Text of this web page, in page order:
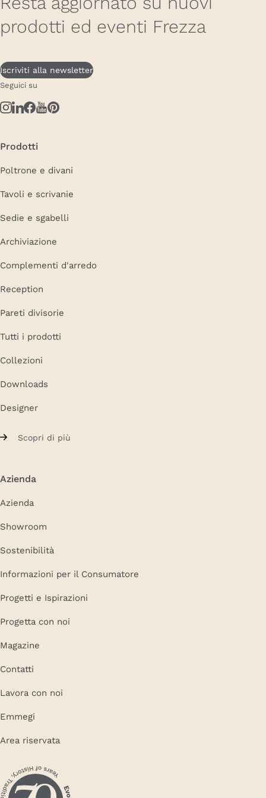
prodotti ed eventi Frezza
Iscriviti alla newsletter
Seguici su
Prodotti
Poltrone e divani
Tavoli e scrivanie
Sedie e sgabelli
Archiviazione
Complementi d'arredo
Reception
Pareti divisorie
Tutti i prodotti
Collezioni
Downloads
Designer
Scopri di più
Azienda
Azienda
Showroom
Sostenibilità
Informazioni per il Consumatore
Progetti e Ispirazioni
Progetta con noi
Magazine
Contatti
Lavora con noi
Emmegi
Area riservata